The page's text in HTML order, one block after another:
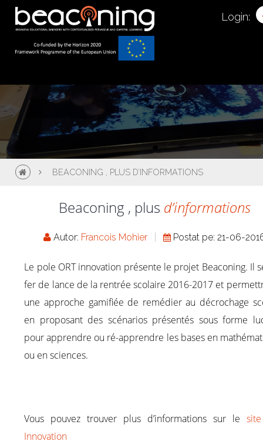
Login:
BEACONING , PLUS D’INFORMATIONS
Beaconing , plus d’informations
Autor: Francois Mohier Postat pe: 21-06-
Le pole ORT innovation présente le projet Beaconing. Il
fer de lance de la rentrée scolaire 2016-2017 et
une approche gamifiée de remédier au décrochage
en proposant des scénarios présentés sous forme
pour apprendre ou ré-apprendre les bases en
ou en sciences.
Vous pouvez trouver plus d’informations sur le
Innovation